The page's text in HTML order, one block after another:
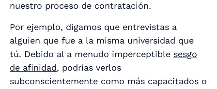
nuestro proceso de contratación.
Por ejemplo, digamos que entrevistas a
alguien que fue a la misma universidad que
tú. Debido al a menudo imperceptible sesgo
de afinidad, podrías verlos
subconscientemente como más capacitados o